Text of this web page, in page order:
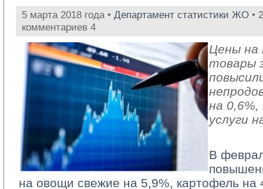
5 марта 2018 года • Департамент статистики ЖО •
комментариев 4
Цены на
товары
на
услуги
В
на овощи свежие на 5,9%, картофель на